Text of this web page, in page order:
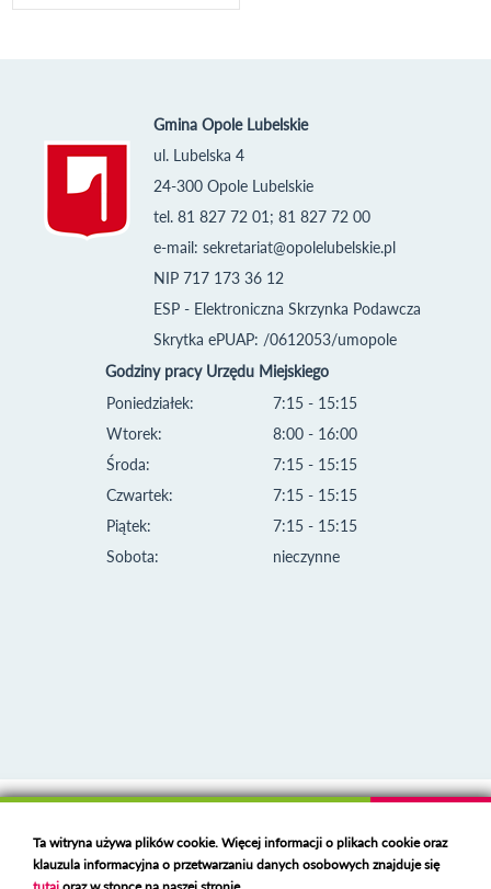
Gmina Opole Lubelskie
ul. Lubelska 4
24-300 Opole Lubelskie
tel. 81 827 72 01; 81 827 72 00
e-mail: sekretariat@opolelubelskie.pl
NIP 717 173 36 12
ESP - Elektroniczna Skrzynka Podawcza
Skrytka ePUAP: /0612053/umopole
Godziny pracy Urzędu Miejskiego
Poniedziałek:
Wtorek:
Środa:
Czwartek:
Piątek:
Sobota:
7:15 - 15:15
8:00 - 16:00
7:15 - 15:15
7:15 - 15:15
7:15 - 15:15
nieczynne
Deklaracja dostępności
Polski serwer RBLhttps://polspam.pl/
Ta witryna używa plików cookie. Więcej informacji o plikach cookie oraz
klauzula informacyjna o przetwarzaniu danych osobowych znajduje się